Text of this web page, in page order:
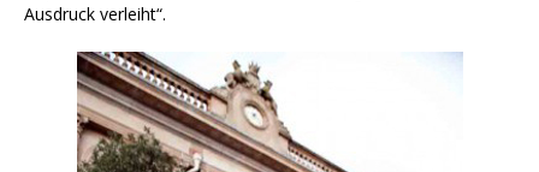
Ausdruck verleiht“.